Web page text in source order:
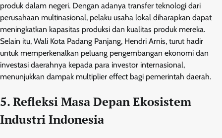
produk dalam negeri. Dengan adanya transfer teknologi dari
perusahaan multinasional, pelaku usaha lokal diharapkan dapat
meningkatkan kapasitas produksi dan kualitas produk mereka.
Selain itu, Wali Kota Padang Panjang, Hendri Arnis, turut hadir
untuk memperkenalkan peluang pengembangan ekonomi dan
investasi daerahnya kepada para investor internasional,
menunjukkan dampak multiplier effect bagi pemerintah daerah.
5. Refleksi Masa Depan Ekosistem
Industri Indonesia